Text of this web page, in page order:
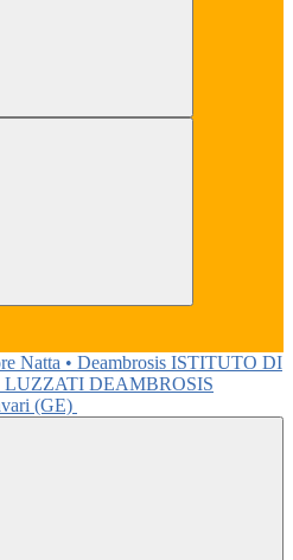
ISTITUTO DI
LUZZATI DEAMBROSIS
(GE)